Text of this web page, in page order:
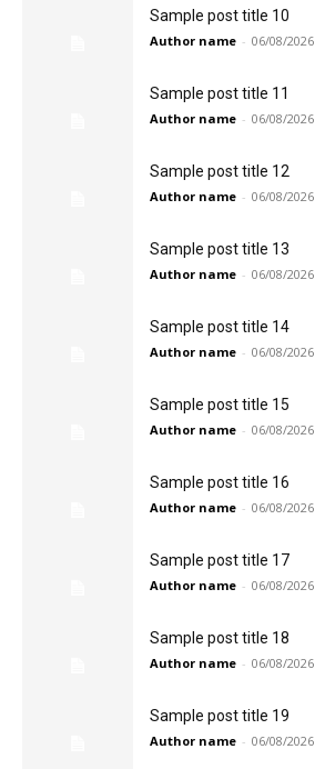
Sample post title 10
Author name - 06/08/2026
Sample post title 11
Author name - 06/08/2026
Sample post title 12
Author name - 06/08/2026
Sample post title 13
Author name - 06/08/2026
Sample post title 14
Author name - 06/08/2026
Sample post title 15
Author name - 06/08/2026
Sample post title 16
Author name - 06/08/2026
Sample post title 17
Author name - 06/08/2026
Sample post title 18
Author name - 06/08/2026
Sample post title 19
Author name - 06/08/2026